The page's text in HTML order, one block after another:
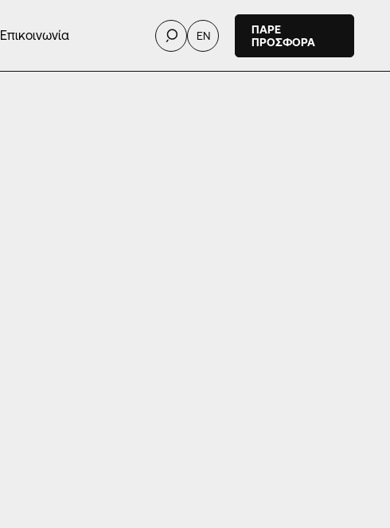
Επικοινωνία EN
ΠΑΡΕ
ΠΡΟΣΦΟΡΑ